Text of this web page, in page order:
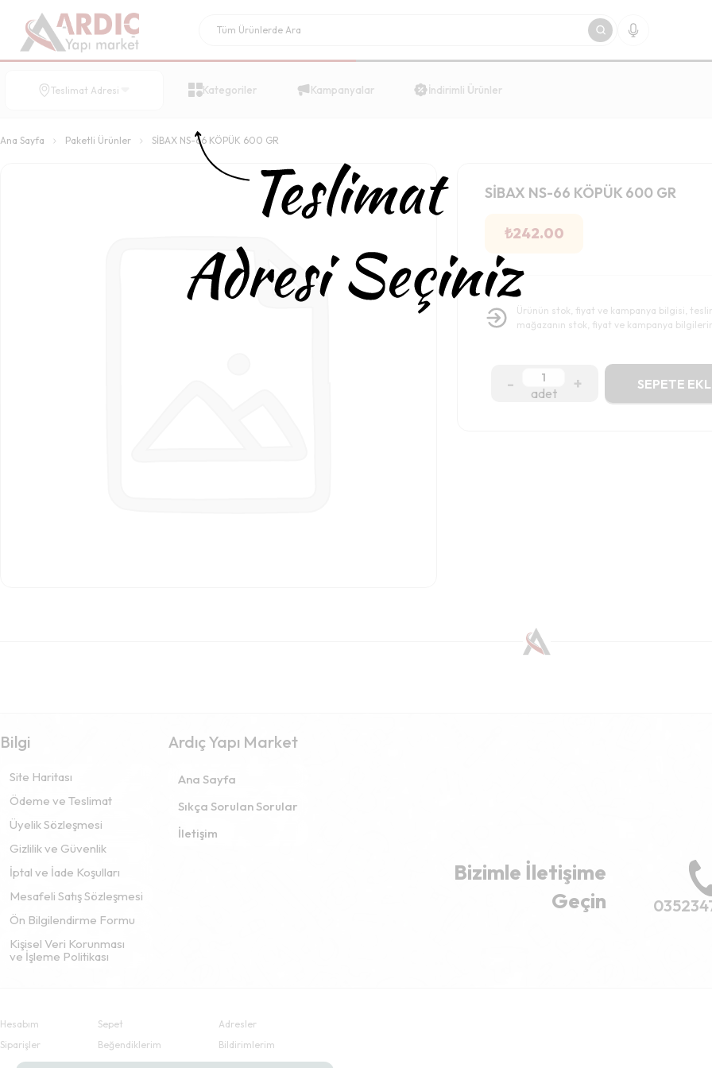
Teslimat Adresi Kategoriler Kampanyalar İndirimli Ürünler
Ana Sayfa Paketli Ürünler SİBAX NS-66 KÖPÜK 600 GR
SİBAX NS-66 KÖPÜK 600 GR
₺242.00
Ürünün stok, fiyat ve kampanya bilgisi,
mağazanın stok, fiyat ve kampanya
- adet + SEPETE
Bilgi
Site Haritası
Ödeme ve Teslimat
Üyelik Sözleşmesi
Gizlilik ve Güvenlik
İptal ve İade Koşulları
Mesafeli Satış Sözleşmesi
Ön Bilgilendirme Formu
Kişisel Veri Korunması
ve İşleme Politikası
Ardıç Yapı Market
Ana Sayfa
Sıkça Sorulan Sorular
İletişim
Bizimle İletişime
Geçin
Hesabım
Siparişler
Sepet
Beğendiklerim
Adresler
Bildirimlerim